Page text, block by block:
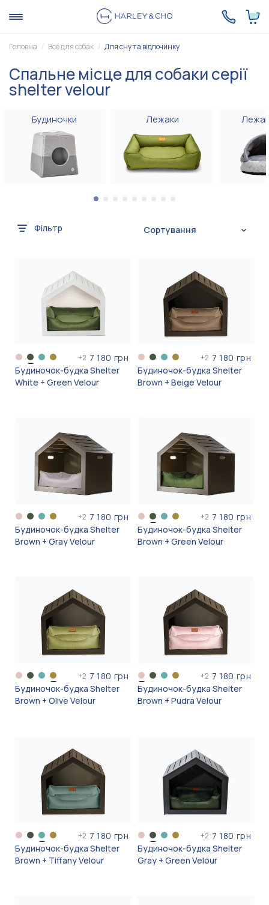
Головна Все для собак Для сну та відпочинку
Спальне місце для собаки серії
shelter velour
Будиночки Лежаки
Фільтр Сортування
+2 7 180 грн
Будиночок-будка Shelter
White + Green Velour
+2 7 180 грн
Будиночок-будка Shelter
Brown + Beige Velour
+2 7 180 грн
Будиночок-будка Shelter
Brown + Gray Velour
+2 7 180 грн
Будиночок-будка Shelter
Brown + Green Velour
+2 7 180 грн
Будиночок-будка Shelter
Brown + Olive Velour
+2 7 180 грн
Будиночок-будка Shelter
Brown + Pudra Velour
+2 7 180 грн
Будиночок-будка Shelter
Brown + Tiffany Velour
+2 7 180 грн
Будиночок-будка Shelter
Gray + Green Velour